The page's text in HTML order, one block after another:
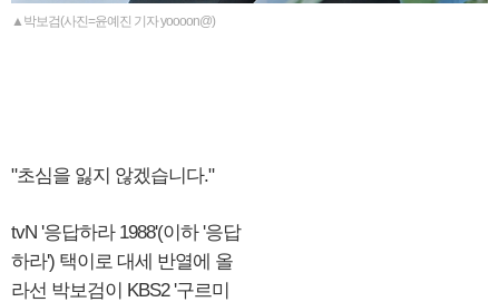
▲박보검(사진=윤예진 기자 yoooon@)
"초심을 잃지 않겠습니다."
tvN '응답하라 1988'(이하 '응답
하라') 택이로 대세 반열에 올
라선 박보검이 KBS2 '구르미